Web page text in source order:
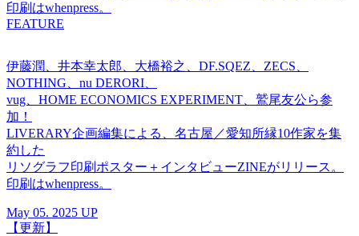
印刷はwhenpress。
FEATURE
伊藤潤、井本幸太郎、大橋裕之、DF.SQEZ、ZECS、
NOTHING、nu DERORI、
vug、HOME ECONOMICS EXPERIMENT、鷲尾友公ら参
加！
LIVERARY企画編集による、名古屋／愛知所縁10作家を集
約した
リソグラフ印刷ポスター＋インタビューZINEがリリース。
印刷はwhenpress。
May 05. 2025 UP
【更新】